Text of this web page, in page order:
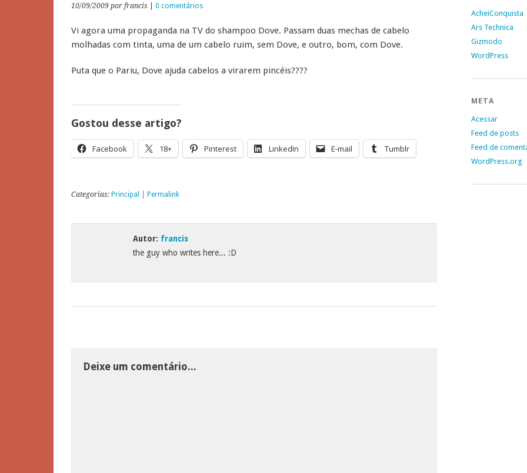
10/09/2009 por francis 0 comentários
Vi agora uma propaganda na TV do shampoo Dove. Passam duas mechas de cabelo
molhadas com tinta, uma de um cabelo ruim, sem Dove, e outro, bom, com Dove.
Puta que o Pariu, Dove ajuda cabelos a virarem pincéis????
Gostou desse artigo?
Facebook 18+ Pinterest LinkedIn E-mail Tumblr
Categorias: Principal Permalink
Autor: francis
the guy who writes here... :D
Deixe um comentário...
AcheiConquista
Ars Technica
Gizmodo
WordPress
META
Acessar
Feed de posts
Feed de
WordPress.org